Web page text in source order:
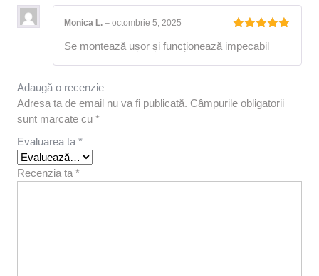
5din 5
Monica L. – octombrie 5, 2025
Se montează ușor și funcționează impecabil
Adaugă o recenzie
Adresa ta de email nu va fi publicată. Câmpurile obligatorii
sunt marcate cu *
Evaluarea ta *
Recenzia ta *